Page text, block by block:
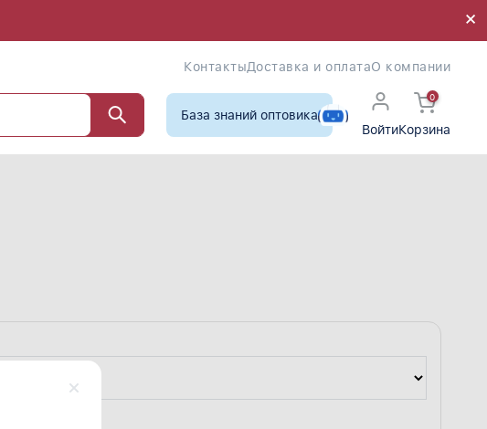
×
×
КонтактыДоставка и оплатаО компании
База знаний оптовика
Войти
0
Корзина